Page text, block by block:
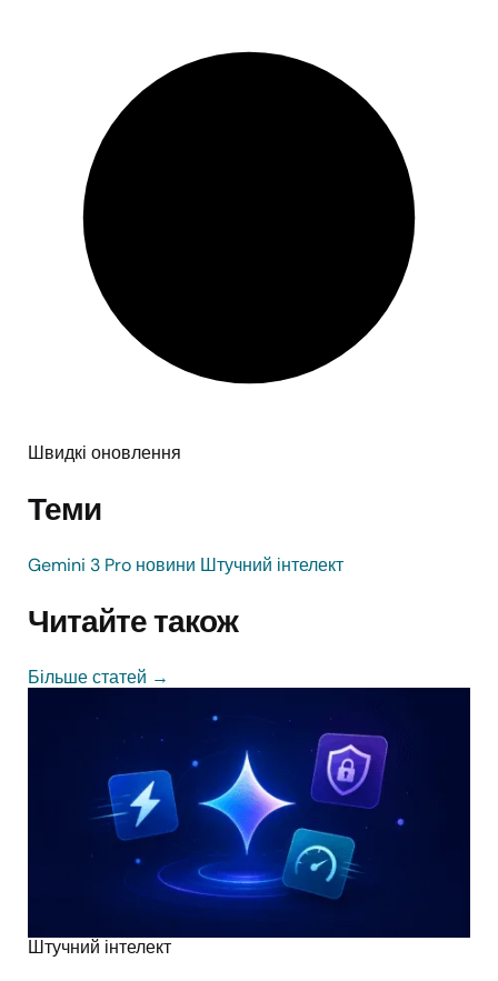
Швидкі оновлення
Теми
Gemini 3 Pro новини Штучний інтелект
Читайте також
Більше статей →
Штучний інтелект